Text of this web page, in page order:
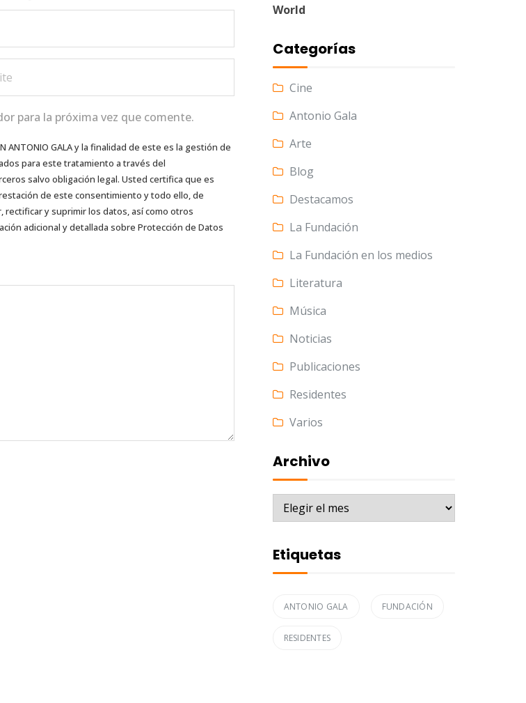
para la próxima vez que comente.
GALA y la finalidad de este es la gestión de
para este tratamiento a través del
salvo obligación legal. Usted certifica que es
de este consentimiento y todo ello, de
rectificar y suprimir los datos, así como otros
adicional y detallada sobre Protección de Datos
World
Categorías
Cine
Antonio Gala
Arte
Blog
Destacamos
La Fundación
La Fundación en los medios
Literatura
Música
Noticias
Publicaciones
Residentes
Varios
Archivo
Archivo
Etiquetas
ANTONIO GALA FUNDACIÓN
RESIDENTES